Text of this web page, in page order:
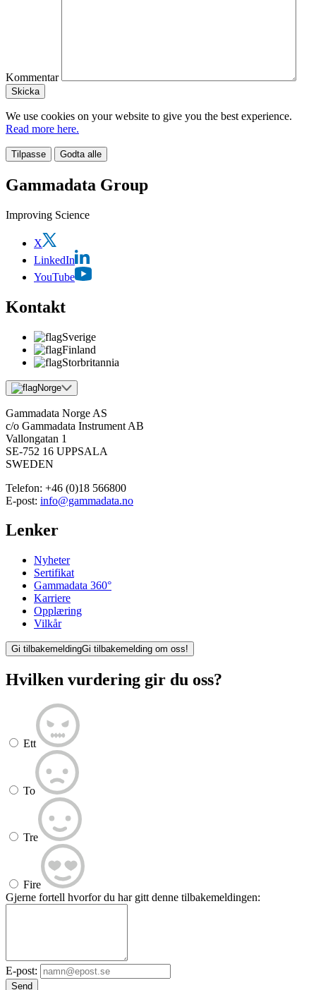
Kommentar
We use cookies on your website to give you the best experience.
Read more here.
Tilpasse Godta alle
Gammadata Group
Improving Science
X
LinkedIn
YouTube
Kontakt
Sverige
Finland
Storbritannia
Norge
Gammadata Norge AS
c/o Gammadata Instrument AB
Vallongatan 1
SE-752 16 UPPSALA
SWEDEN
Telefon: +46 (0)18 566800
E-post: info@gammadata.no
Lenker
Nyheter
Sertifikat
Gammadata 360°
Karriere
Opplæring
Vilkår
Gi tilbakemeldingGi tilbakemelding om oss!
Hvilken vurdering gir du oss?
Ett
To
Tre
Fire
Gjerne fortell hvorfor du har gitt denne tilbakemeldingen:
E-post:
Send